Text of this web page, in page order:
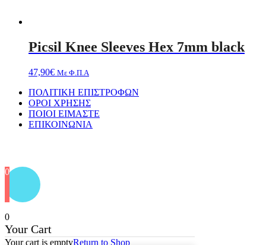
Picsil Knee Sleeves Hex 7mm black
47,90€ Με Φ.Π.Α
ΠΟΛΙΤΙΚΗ ΕΠΙΣΤΡΟΦΩΝ
ΟΡΟΙ ΧΡΗΣΗΣ
ΠΟΙΟΙ ΕΙΜΑΣΤΕ
ΕΠΙΚΟΙΝΩΝΙΑ
0
0
Your Cart
Your cart is emptyReturn to Shop